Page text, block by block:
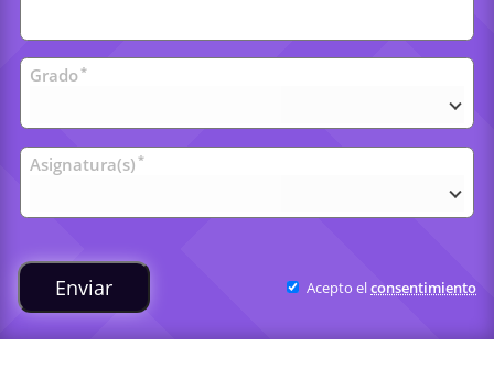
Clases
universitarias
Grado*
Asignatura(s) *
Enviar Acepto elconsentimiento